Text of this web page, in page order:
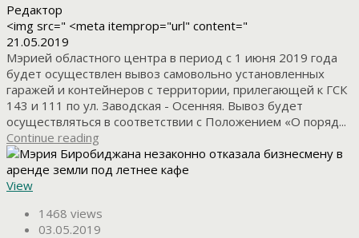
Редактор
<img src=" <meta itemprop="url" content="
21.05.2019
Мэрией областного центра в период с 1 июня 2019 года
будет осуществлен вывоз самовольно установленных
гаражей и контейнеров с территории, прилегающей к ГСК
143 и 111 по ул. Заводская - Осенняя. Вывоз будет
осуществляться в соответствии с Положением «О поряд...
Continue reading
View
1468 views
03.05.2019